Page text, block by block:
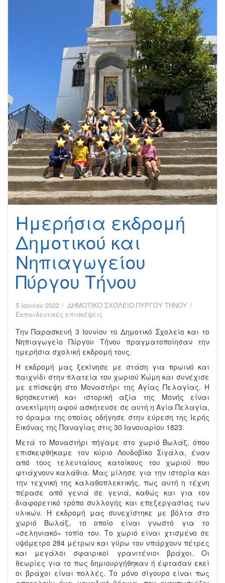
Ημερήσια εκδρομή
Δημοτικού και
Νηπιαγωγείου
Πύργου Τήνου
5 Ιουνίου 2022
ΔΗΜΟΤΙΚΟ ΣΧΟΛΕΙΟ ΠΥΡΓΟΥ ΤΗΝΟΥ
Εκπαιδευτικές επισκέψεις
Την Παρασκευή 3 Ιουνίου το Δημοτικό Σχολείο και το
Νηπιαγωγείο Πύργου Τήνου πραγματοποίησαν την
ημερήσια σχολική εκδρομή τους.
Η εκδρομή μας ξεκίνησε με στάση για πρωινό και
παιχνίδι στην πλατεία του χωριού Κώμη και συνέχισε
με επίσκεψη στο Μοναστήρι της Αγίας Πελαγίας. Η
θρησκευτική και ιστορική αξία της Μονής είναι
ανεκτίμητη αφού ασκήτευσε σε αυτή η Αγία Πελαγία,
το όραμα της οποίας οδήγησε στην εύρεση της Ιερής
Εικόνας της Παναγίας στις 30 Ιανουαρίου 1823.
Μετά το Μοναστήρι πήγαμε στο χωριό Βωλάξ, όπου
επισκεφθήκαμε τον κύριο Λουδοβίκο Σιγάλα, έναν
από τους τελευταίους κατοίκους του χωριού που
φτιάχνουν καλάθια. Μας μίλησε για την ιστορία και
την τεχνική της καλαθοπλεκτικής, πως αυτή η τέχνη
πέρασε από γενιά σε γενιά, καθώς και για τον
διαφορετικό τρόπο συλλογής και επεξεργασίας των
υλικών. Η εκδρομή μας συνεχίστηκε με βόλτα στο
χωριό Βωλάξ, το οποίο είναι γνωστό για το
«σεληνιακό» τοπίο του. Το χωριό είναι χτισμένο σε
υψόμετρο 284 μέτρων και γύρω του υπάρχουν πέτρες
και μεγάλοι σφαιρικοί γρανιτένιοι βράχοι. Οι
θεωρίες για το πως δημιουργήθηκαν ή έφτασαν εκεί
οι βράχοι είναι πολλές. Το μόνο σίγουρο είναι πως